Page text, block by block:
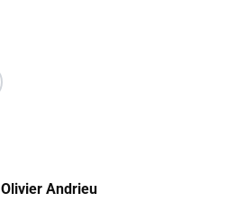
Olivier Andrieu